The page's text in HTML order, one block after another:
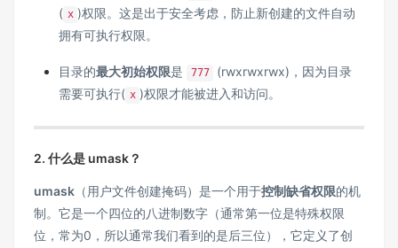
( x )权限。这是出于安全考虑，防止新创建的文件自动
拥有可执行权限。
目录的最大初始权限是 777
(rwxrwxrwx)，因为目录
需要可执行( x )权限才能被进入和访问。
2. 什么是 umask？
umask （用户文件创建掩码）是一个用于控制缺省权限的机
制。它是一个四位的八进制数字（通常第一位是特殊权限
位，常为0，所以通常我们看到的是后三位），它定义了创